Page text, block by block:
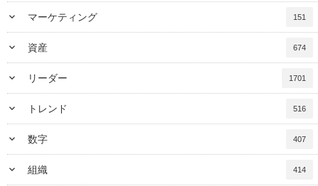
keyboard_arrow_down マーケティング 151
keyboard_arrow_down 資産 674
keyboard_arrow_down リーダー 1701
keyboard_arrow_down トレンド 516
keyboard_arrow_down 数字 407
keyboard_arrow_down 組織 414